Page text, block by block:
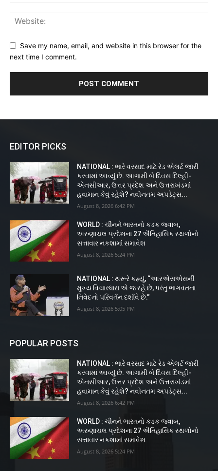
Save my name, email, and website in this browser for the
next time I comment.
EDITOR PICKS
NATIONAL : ભારે વરસાદ માટે રેડ એલર્ટ જારી
કરવામાં આવ્યું છે. આગામી બે દિવસ દિલ્હી-
એનસીઆર, ઉત્તર પ્રદેશ અને ઉત્તરાખંડમાં
હવામાન કેવું રહેશે? નવીનતમ અપડેટ્સ...
August 8, 2026 6:42 PM
WORLD : ચીનને ભારતનો કડક જવાબ,
અરુણાચલ પ્રદેશના 27 ઐતિહાસિક સ્થળોનો
સત્તાવાર નકશામાં સમાવેશ
August 8, 2026 5:24 PM
NATIONAL : થરૂરે કહ્યું, “આરએસએસની
મુખ્ય વિચારધારા એ જ રહે છે, પરંતુ ભાગવતના
નિવેદનો પરિવર્તન દર્શાવે છે.”
August 8, 2026 5:05 PM
POPULAR POSTS
NATIONAL : ભારે વરસાદ માટે રેડ એલર્ટ જારી
કરવામાં આવ્યું છે. આગામી બે દિવસ દિલ્હી-
એનસીઆર, ઉત્તર પ્રદેશ અને ઉત્તરાખંડમાં
હવામાન કેવું રહેશે? નવીનતમ અપડેટ્સ...
August 8, 2026 6:42 PM
WORLD : ચીનને ભારતનો કડક જવાબ,
અરુણાચલ પ્રદેશના 27 ઐતિહાસિક સ્થળોનો
સત્તાવાર નકશામાં સમાવેશ
August 8, 2026 5:24 PM